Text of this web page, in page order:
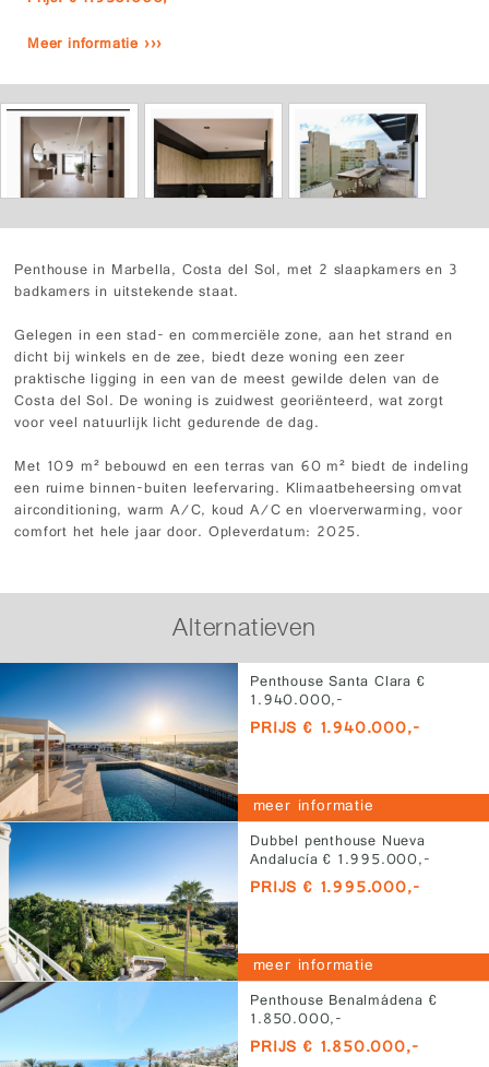
Meer informatie ›››
Penthouse in Marbella, Costa del Sol, met 2 slaapkamers en 3
badkamers in uitstekende staat.
Gelegen in een stad- en commerciële zone, aan het strand en
dicht bij winkels en de zee, biedt deze woning een zeer
praktische ligging in een van de meest gewilde delen van de
Costa del Sol. De woning is zuidwest georiënteerd, wat zorgt
voor veel natuurlijk licht gedurende de dag.
Met 109 m² bebouwd en een terras van 60 m² biedt de indeling
een ruime binnen-buiten leefervaring. Klimaatbeheersing omvat
airconditioning, warm A/C, koud A/C en vloerverwarming, voor
comfort het hele jaar door. Opleverdatum: 2025.
Alternatieven
Penthouse Santa Clara €
1.940.000,-
PRIJS € 1.940.000,-
meer informatie
Dubbel penthouse Nueva
Andalucía € 1.995.000,-
PRIJS € 1.995.000,-
meer informatie
Penthouse Benalmádena €
1.850.000,-
PRIJS € 1.850.000,-